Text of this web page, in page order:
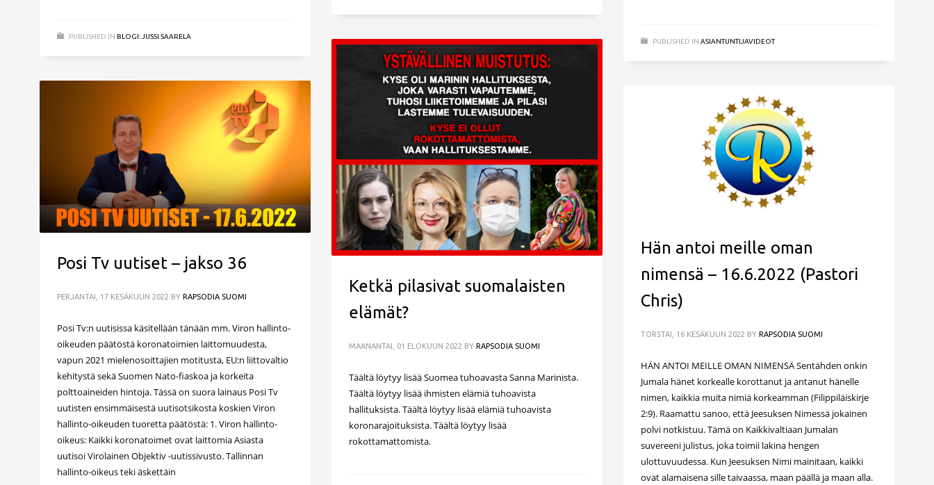
PUBLISHED IN ASIANTUNTIJAVIDEOT
PUBLISHED IN BLOGI: JUSSI SAARELA
Ketkä pilasivat suomalaisten
elämät?
MAANANTAI, 01 ELOKUUN 2022 BY RAPSODIA SUOMI
Täältä löytyy lisää Suomea tuhoavasta Sanna Marinista.
Täältä löytyy lisää ihmisten elämiä tuhoavista
hallituksista. Täältä löytyy lisää elämiä tuhoavista
koronarajoituksista. Täältä löytyy lisää
rokottamattomista.
Posi Tv uutiset – jakso 36
PERJANTAI, 17 KESÄKUUN 2022 BY RAPSODIA SUOMI
Posi Tv:n uutisissa käsitellään tänään mm. Viron hallinto-
oikeuden päätöstä koronatoimien laittomuudesta,
vapun 2021 mielenosoittajien motitusta, EU:n liittovaltio
kehitystä sekä Suomen Nato-fiaskoa ja korkeita
polttoaineiden hintoja. Tässä on suora lainaus Posi Tv
uutisten ensimmäisestä uutisotsikosta koskien Viron
hallinto-oikeuden tuoretta päätöstä: 1. Viron hallinto-
oikeus: Kaikki koronatoimet ovat laittomia Asiasta
uutisoi Virolainen Objektiv -uutissivusto. Tallinnan
hallinto-oikeus teki äskettäin
Hän antoi meille oman
nimensä – 16.6.2022 (Pastori
Chris)
TORSTAI, 16 KESÄKUUN 2022 BY RAPSODIA SUOMI
HÄN ANTOI MEILLE OMAN NIMENSÄ Sentähden onkin
Jumala hänet korkealle korottanut ja antanut hänelle
nimen, kaikkia muita nimiä korkeamman (Filippiläiskirje
2:9). Raamattu sanoo, että Jeesuksen Nimessä jokainen
polvi notkistuu. Tämä on Kaikkivaltiaan Jumalan
suvereeni julistus, joka toimii lakina hengen
ulottuvuudessa. Kun Jeesuksen Nimi mainitaan, kaikki
ovat alamaisena sille taivaassa, maan päällä ja maan alla.